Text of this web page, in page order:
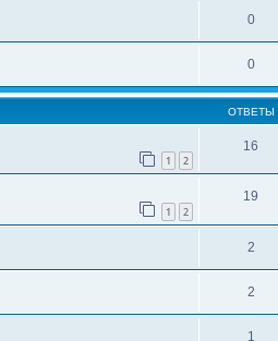
0
0
ОТВЕТЫ
1 2
16
1 2
19
2
2
1